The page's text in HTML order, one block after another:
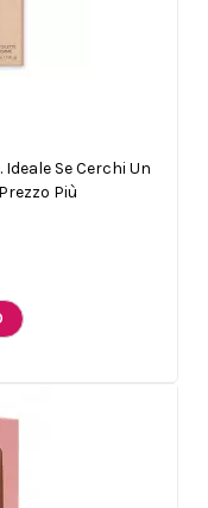
Se Cerchi Un
Più